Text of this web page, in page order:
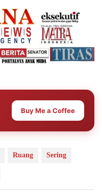
Buy Me a Coffee
Ruang Sering